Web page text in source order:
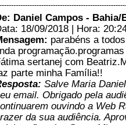
com o seu programa. Estou
o momento propício!
Daniel Campos - Bahia/
18/09/2018 | Hora:
parabéns a
sertanej com
parte minha Família!!
Salve Maria
email. Obrigado pela
ouvindo a Web
da sua audiência.